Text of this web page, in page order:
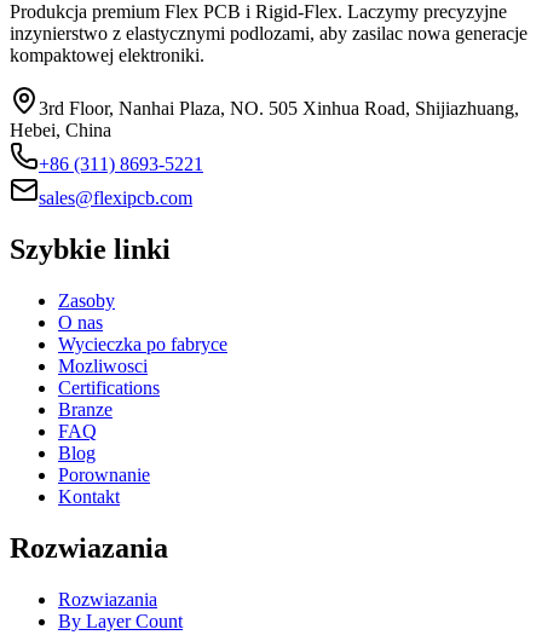
Produkcja premium Flex PCB i Rigid-Flex. Laczymy precyzyjne
inzynierstwo z elastycznymi podlozami, aby zasilac nowa generacje
kompaktowej elektroniki.
3rd Floor, Nanhai Plaza, NO. 505 Xinhua Road, Shijiazhuang,
Hebei, China
+86 (311) 8693-5221
sales@flexipcb.com
Szybkie linki
Zasoby
O nas
Wycieczka po fabryce
Mozliwosci
Certifications
Branze
FAQ
Blog
Porownanie
Kontakt
Rozwiazania
Rozwiazania
By Layer Count